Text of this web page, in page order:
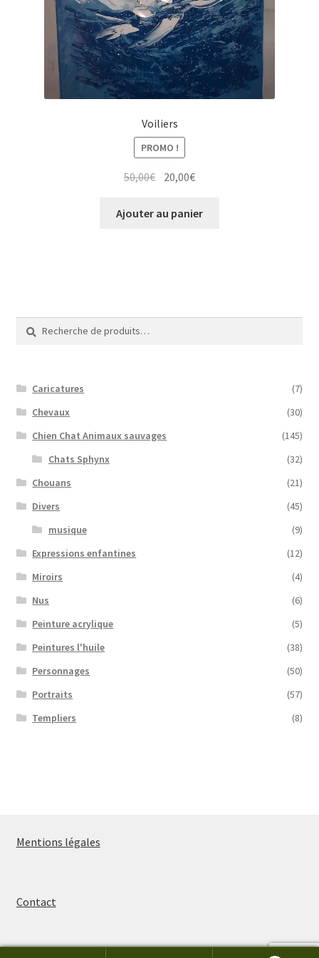
WPMS HTML Sitemap
Voiliers
PROMO !
50,00€ Le
initial
20,00€Le
actuel
Ajouter au panier
Recherche
pour :
Recherche
Caricatures
(7)
Chevaux
(30)
Chien Chat Animaux sauvages
(145)
Chats Sphynx
(32)
Chouans
(21)
Divers
(45)
musique
(9)
Expressions enfantines
(12)
Miroirs
(4)
Nus
(6)
Peinture acrylique
(5)
Peintures l'huile
(38)
Personnages
(50)
Portraits
(57)
Templiers
(8)
Mentions légales
Contact